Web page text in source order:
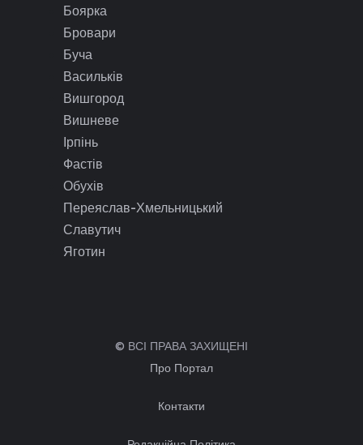
Боярка
Бровари
Буча
Васильків
Вишгород
Вишневе
Ірпінь
Фастів
Обухів
Переяслав-Хмельницький
Славутич
Яготин
© ВСІ ПРАВА ЗАХИЩЕНІ
Про Портал
Контакти